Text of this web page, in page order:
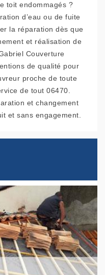
toit endommagés ?
d’eau ou de fuite
la réparation dès que
et réalisation de
Couverture
de qualité pour
proche de toute
de tout 06470.
et changement
et sans engagement.